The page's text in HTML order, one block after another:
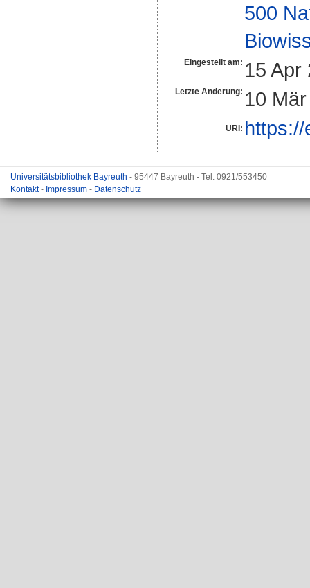
500
Eingestellt am: 15 Apr
Letzte Änderung: 10
URI:
Universitätsbibliothek Bayreuth - 95447 Bayreuth - Tel. 0921/553450
Kontakt- Impressum - Datenschutz